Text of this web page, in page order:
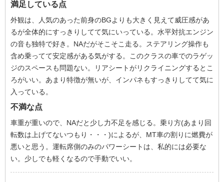
満足している点
外観は、人気のあった前身のBGよりも大きく見えて威圧感があ
るが全体的にすっきりしてて気にいっている。水平対抗エンジン
の音も独特で好き。NAだがそこそこ走る。ステアリング操作も
含め乗ってて安定感がある気がする。このクラスの車でのラゲッ
ジのスペースも問題ない。リアシートがリクライニングするとこ
ろがいい。あまり特徴が無いが、インパネもすっきりしてて気に
入っている。
不満な点
車重が重いので、NAだと少し力不足を感じる。乗り方(あまり回
転数は上げてないつもり・・・)によるが、MT車の割りに燃費が
悪いと思う。運転席側のみのパワーシートは、私的には必要な
い。少しでも軽くなるので手動でいい。